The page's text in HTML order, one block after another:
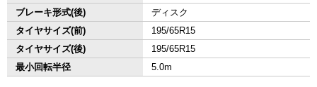
ブレーキ形式(後)
ディスク
タイヤサイズ(前)
195/65R15
タイヤサイズ(後)
195/65R15
最小回転半径
5.0m